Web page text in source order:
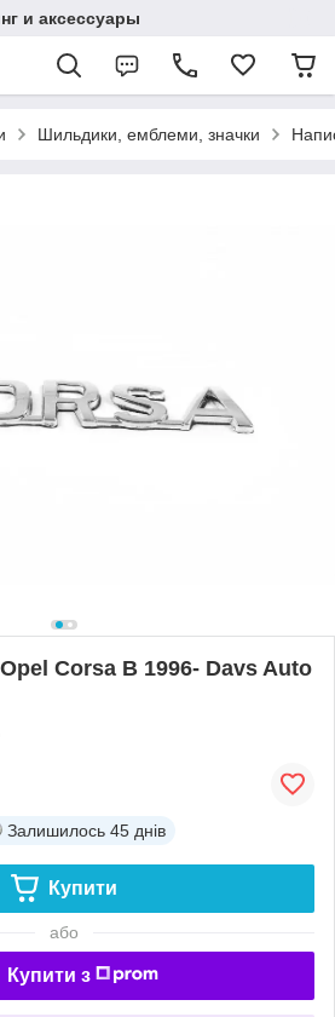
и аксессуары
Шильдики, емблеми, значки
Corsa B 1996- Davs Auto
Залишилось 45 днів
Купити
або
Купити з